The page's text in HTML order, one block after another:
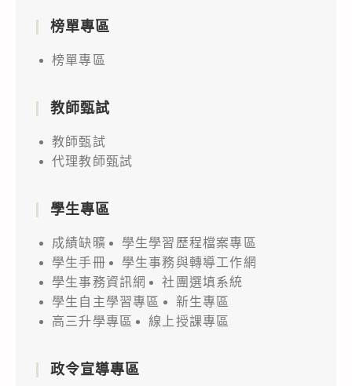
榜單專區
榜單專區
教師甄試
教師甄試
代理教師甄試
學生專區
成績缺曠
學生學習歷程檔案專區
學生手冊
學生事務與轉導工作網
學生事務資訊網
社團選填系統
學生自主學習專區
新生專區
高三升學專區
線上授課專區
政令宣導專區